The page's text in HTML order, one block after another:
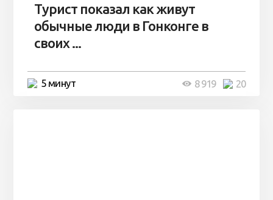
Турист показал как живут
обычные люди в Гонконге в
своих ...
5 минут 20
8 919